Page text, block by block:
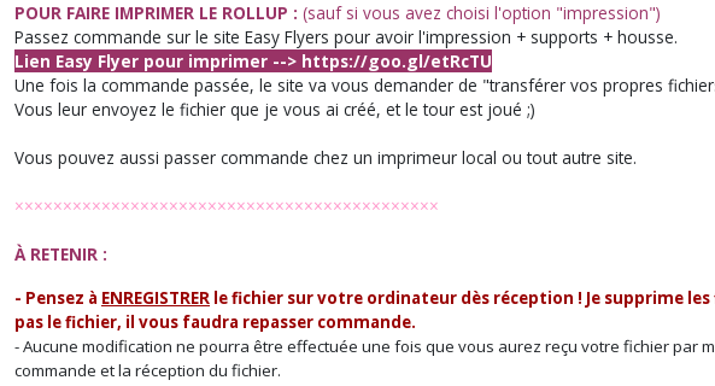
POUR FAIRE IMPRIMER LE ROLLUP : (sauf si vous avez choisi l'option "impression")
Passez commande sur le site Easy Flyers pour avoir l'impression + supports + housse.
Lien Easy Flyer pour imprimer --> https://goo.gl/etRcTU
Une fois la commande passée, le site va vous demander de "transférer vos propres
Vous leur envoyez le fichier que je vous ai créé, et le tour est joué ;)
Vous pouvez aussi passer commande chez un imprimeur local ou tout autre site.
××××××××××××××××××××××××××××××××××××××××××××
À RETENIR :
- Pensez à ENREGISTRER le fichier sur votre ordinateur dès réception ! Je supprime
pas le fichier, il vous faudra repasser commande.
- Aucune modification ne pourra être effectuée une fois que vous aurez reçu votre fichier
commande et la réception du fichier.